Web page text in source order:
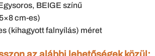
BEIGE színű
cm-es)
(kihagyott falnyílás) méret